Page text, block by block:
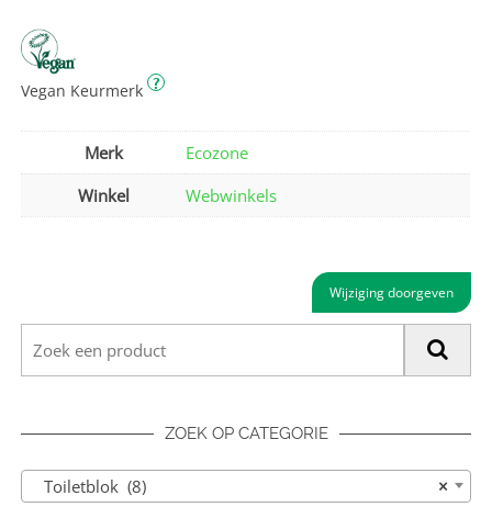
Vegan Keurmerk ?
Merk
Ecozone
Winkel
Webwinkels
Wijziging doorgeven
ZOEK OP CATEGORIE
×
Toiletblok (8)